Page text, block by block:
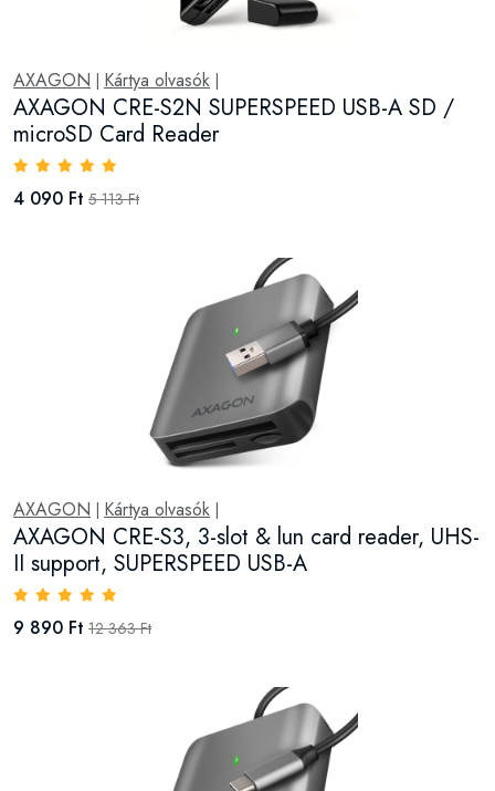
AXAGON Kártya olvasók
AXAGON CRE-S2N SUPERSPEED USB-A SD /
microSD Card Reader
4 090 Ft 5 113 Ft
AXAGON Kártya olvasók
AXAGON CRE-S3, 3-slot & lun card reader, UHS-
II support, SUPERSPEED USB-A
9 890 Ft 12 363 Ft